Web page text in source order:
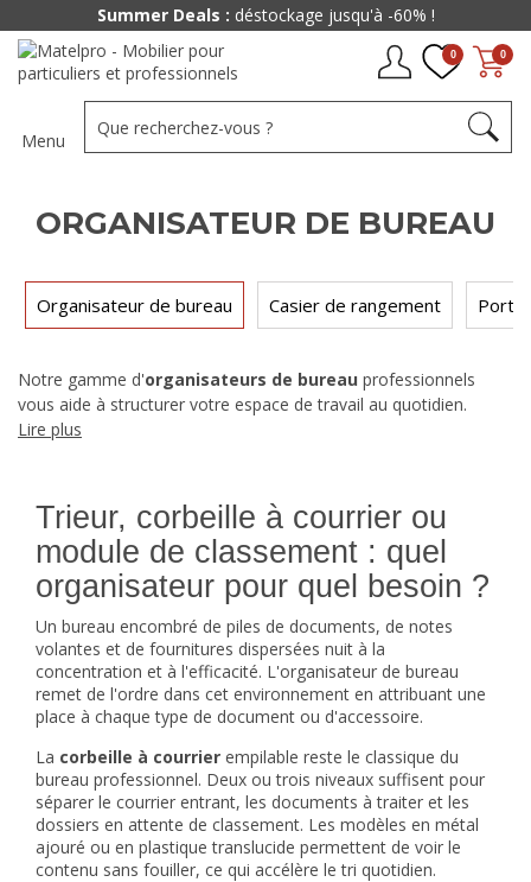
0
0
Menu
ORGANISATEUR DE BUREAU
Organisateur de bureau Casier de rangement
Notre gamme d'organisateurs de bureau professionnels
vous aide à structurer votre espace de travail au quotidien.
Trieur de courrier, range-documents, porte-revues, bac de
en collectivité.
Lire plus
Trieur, corbeille à courrier ou
module de classement : quel
organisateur pour quel besoin ?
Un bureau encombré de piles de documents, de notes
volantes et de fournitures dispersées nuit à la
concentration et à l'efficacité. L'organisateur de bureau
remet de l'ordre dans cet environnement en attribuant une
place à chaque type de document ou d'accessoire.
La corbeille à courrier empilable reste le classique du
bureau professionnel. Deux ou trois niveaux suffisent pour
séparer le courrier entrant, les documents à traiter et les
dossiers en attente de classement. Les modèles en métal
ajouré ou en plastique translucide permettent de voir le
contenu sans fouiller, ce qui accélère le tri quotidien.
Summer Deals : déstockage jusqu'à -60% !